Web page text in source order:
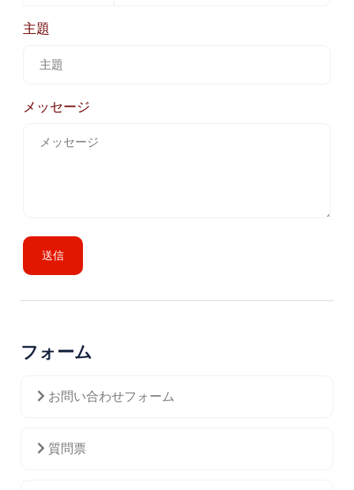
主題
メッセージ
送信
フォーム
お問い合わせフォーム
質問票